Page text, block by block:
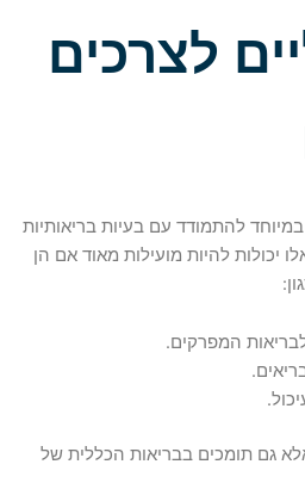
לצרכים
במיוחד להתמודד עם בעיות בריאותיות
יכולות להיות מועילות מאוד אם הן
לבריאות המפרקים.
גם תומכים בבריאות הכללית של